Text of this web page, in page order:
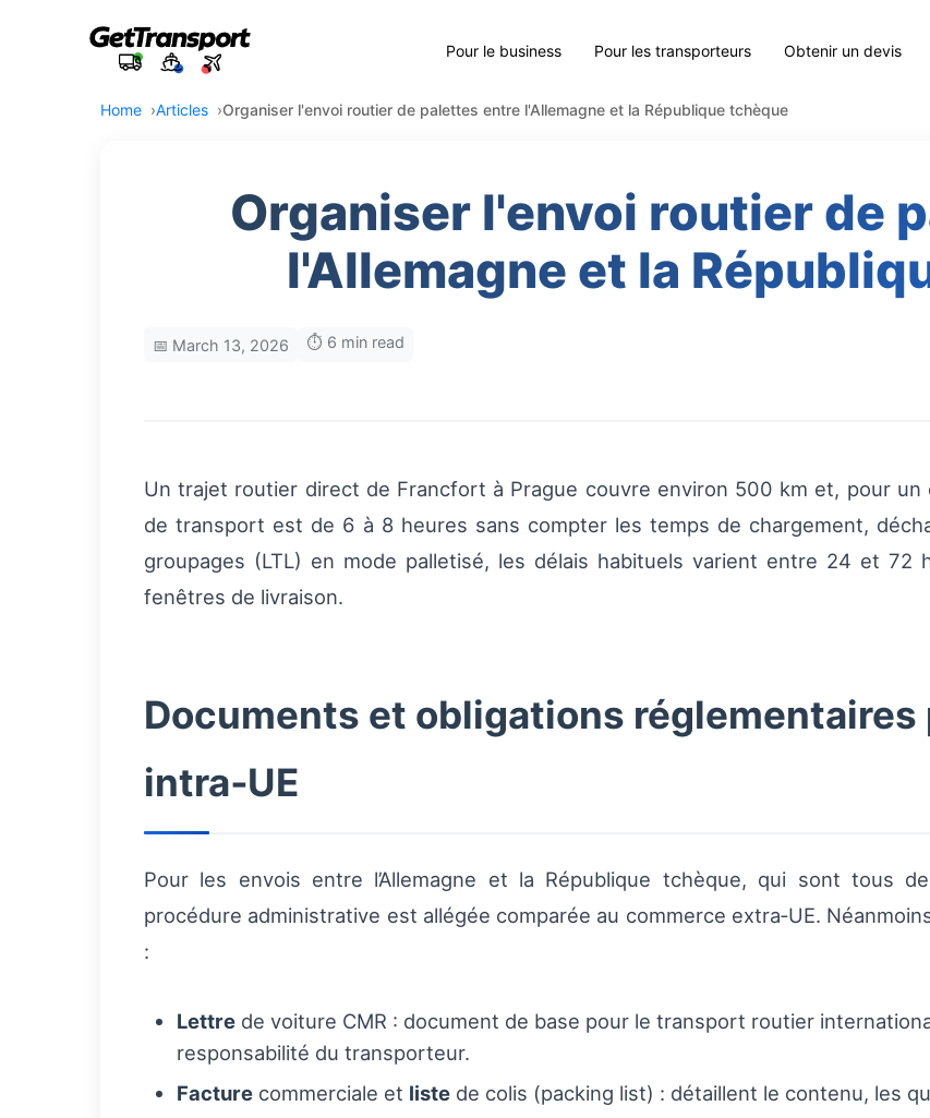
Pour le business Pour les transporteurs Obtenir un devis
Home Articles Organiser l'envoi routier de palettes entre l'Allemagne et la République tchèque
Organiser l'envoi routier de
l'Allemagne et la
📅 March 13, 2026 ⏱️ 6 min read
Un trajet routier direct de Francfort à Prague couvre environ 500 km et, pour un
de transport est de 6 à 8 heures sans compter les temps de chargement,
groupages (LTL) en mode palletisé, les délais habituels varient entre 24 et 72
fenêtres de livraison.
Documents et obligations
intra‑UE
Pour les envois entre l’Allemagne et la République tchèque, qui sont tous
procédure administrative est allégée comparée au commerce extra‑UE.
:
Lettre de voiture CMR : document de base pour le transport routier
responsabilité du transporteur.
Facture commerciale et liste de colis (packing list) : détaillent le contenu, les